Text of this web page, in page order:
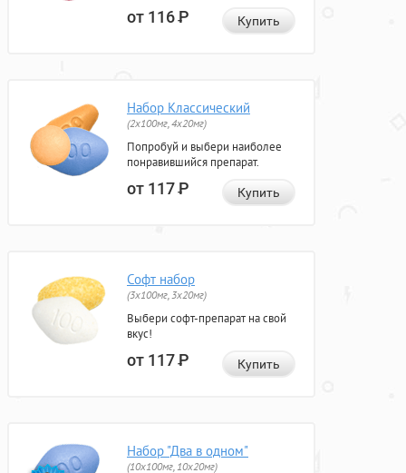
от 116Р Купить
Набор Классический
(2x100мг, 4x20мг)
Попробуй и выбери наиболее
понравившийся препарат.
от 117Р Купить
Софт набор
(3x100мг, 3x20мг)
Выбери софт-препарат на свой
вкус!
от 117Р Купить
Набор "Два в одном"
(10x100мг, 10x20мг)